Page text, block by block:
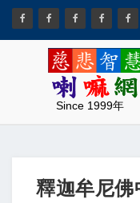
Since 1999年
釋迦牟尼